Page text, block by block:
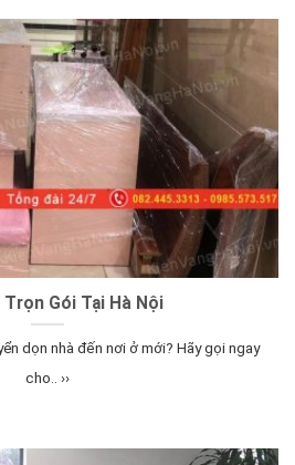
Trọn Gói Tại Hà Nội
dọn nhà đến nơi ở mới? Hãy gọi ngay
cho.. ››